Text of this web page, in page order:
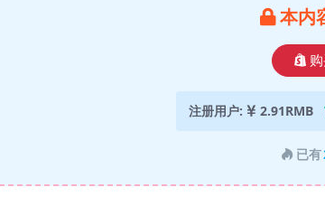
本内
注册用户: 2.91RMB
已有